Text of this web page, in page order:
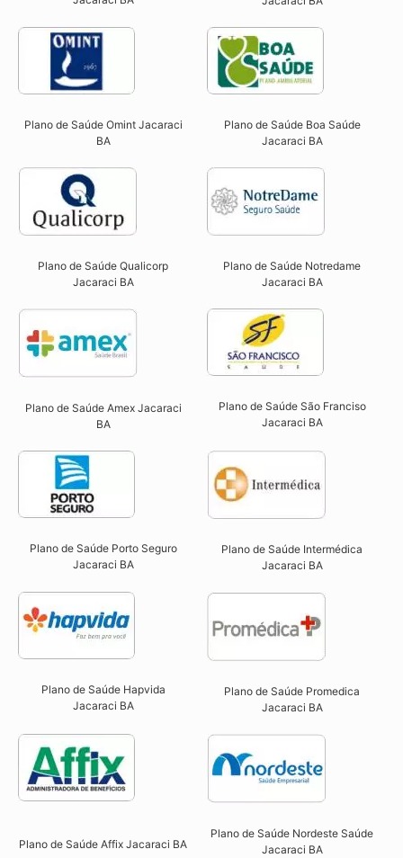
Plano de Saúde Omint Jacaraci
BA​
Plano de Saúde Boa Saúde
Jacaraci BA​
Plano de Saúde Qualicorp
Jacaraci BA​
Plano de Saúde Notredame
Jacaraci BA​
Plano de Saúde Amex Jacaraci
BA
Plano de Saúde São Franciso
Jacaraci BA​
Plano de Saúde Porto Seguro
Jacaraci BA​
Plano de Saúde Intermédica
Jacaraci BA​
Plano de Saúde Hapvida
Jacaraci BA​
Plano de Saúde Promedica
Jacaraci BA
Plano de Saúde Affix Jacaraci BA​
Plano de Saúde Nordeste Saúde
Jacaraci BA